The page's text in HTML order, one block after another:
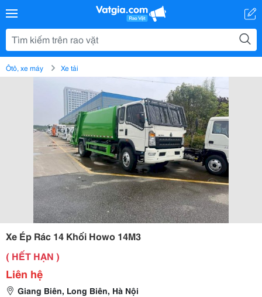
Ôtô, xe máy Xe tải
Xe Ép Rác 14 Khối Howo 14M3
( HẾT HẠN )
Liên hệ
Giang Biên, Long Biên, Hà Nội